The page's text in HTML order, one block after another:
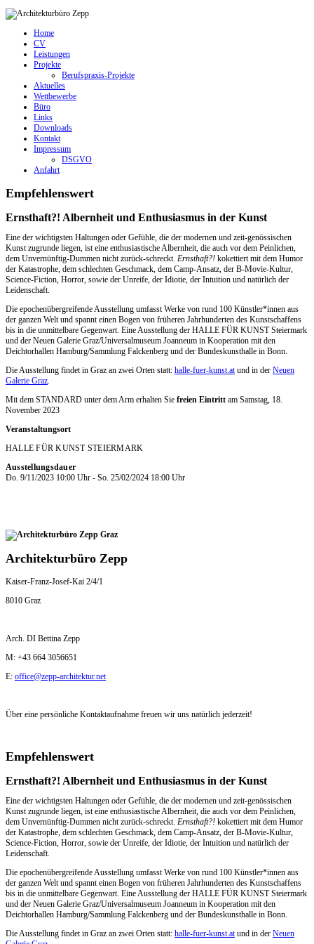
Home
CV
Leistungen
Projekte
Berufspraxis-Projekte
Aktuelles
Wettbewerbe
Büro
Links
Downloads
Kontakt
Impressum
DSGVO
Anfahrt
Empfehlenswert
Ernsthaft?! Albernheit und Enthusiasmus in der Kunst
Eine der wichtigsten Haltungen oder Gefühle, die der modernen und zeit-genössischen
Kunst zugrunde liegen, ist eine enthusiastische Albernheit, die auch vor dem Peinlichen,
dem Unvernünftig-Dummen nicht zurück-schreckt. Ernsthaft?! kokettiert mit dem Humor
der Katastrophe, dem schlechten Geschmack, dem Camp-Ansatz, der B-Movie-Kultur,
Science-Fiction, Horror, sowie der Unreife, der Idiotie, der Intuition und natürlich der
Leidenschaft.
Die epochenübergreifende Ausstellung umfasst Werke von rund 100 Künstler*innen aus
der ganzen Welt und spannt einen Bogen von früheren Jahrhunderten des Kunstschaffens
bis in die unmittelbare Gegenwart. Eine Ausstellung der HALLE FÜR KUNST Steiermark
und der Neuen Galerie Graz/​Universalmuseum Joanneum in Kooperation mit den
Deichtorhallen Hamburg/​Sammlung Falckenberg und der Bundeskunsthalle in Bonn.
Die Ausstellung findet in Graz an zwei Orten statt: halle-fuer-kunst.atund in der Neuen
Galerie Graz.
Mit dem STANDARD unter dem Arm erhalten Sie freien Eintritt am Samstag, 18.
November 2023
Veranstaltungsort
HALLE FÜR KUNST STEIERMARK
Ausstellungsdauer
Do. 9/11/2023 10:00 Uhr - So. 25/02/2024 18:00 Uhr
Architekturbüro Zepp
Kaiser-Franz-Josef-Kai 2/4/1
8010 Graz
Arch. DI Bettina Zepp
M: +43 664 3056651
E: office@zepp-architektur.net
Über eine persönliche Kontaktaufnahme freuen wir uns natürlich jederzeit!
Empfehlenswert
Ernsthaft?! Albernheit und Enthusiasmus in der Kunst
Eine der wichtigsten Haltungen oder Gefühle, die der modernen und zeit-genössischen
Kunst zugrunde liegen, ist eine enthusiastische Albernheit, die auch vor dem Peinlichen,
dem Unvernünftig-Dummen nicht zurück-schreckt. Ernsthaft?! kokettiert mit dem Humor
der Katastrophe, dem schlechten Geschmack, dem Camp-Ansatz, der B-Movie-Kultur,
Science-Fiction, Horror, sowie der Unreife, der Idiotie, der Intuition und natürlich der
Leidenschaft.
Die epochenübergreifende Ausstellung umfasst Werke von rund 100 Künstler*innen aus
der ganzen Welt und spannt einen Bogen von früheren Jahrhunderten des Kunstschaffens
bis in die unmittelbare Gegenwart. Eine Ausstellung der HALLE FÜR KUNST Steiermark
und der Neuen Galerie Graz/​Universalmuseum Joanneum in Kooperation mit den
Deichtorhallen Hamburg/​Sammlung Falckenberg und der Bundeskunsthalle in Bonn.
Die Ausstellung findet in Graz an zwei Orten statt: halle-fuer-kunst.at und in der Neuen